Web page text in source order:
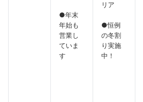
●年末
年始も
営業し
ていま
す
リア
●恒例
の冬割
り実施
中！